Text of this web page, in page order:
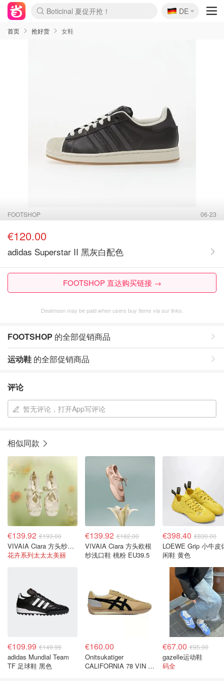
Boticinal 夏促开抢！
4折！lulu周四疯狂上新
还没结束！&OtherStories大促
Joybuy变相75折 随时失效
速领！Stanley独家85折
疑似霸哥！Camper额外叠85折
Zalando 奥莱闪促！每日更新
Moncler反季囤！5折起+叠9折
Coach Brooklyn仅€192
🇩🇪
DE
首页 抢好货 女鞋
FOOTSHOP 06-23
€120.00
adidas Superstar II 黑灰白配色
FOOTSHOP 直达购买链接 →
Dealmoon may be paid when users buy items via our links.
FOOTSHOP 的全部促销商品
运动鞋 的全部促销商品
评论
暂无评论，打开App写评论
相似同款
€139.92 €193.00
VIVAIA Ciara 方头纱织花卉平底鞋
花卉系列太太太美丽
€139.92 €182.00
VIVAIA Ciara 方头欧根
纱浅口鞋 桃粉 EU39.5
€398.40 €830.00
LOEWE Grip 小牛皮
闲鞋 黄色
€109.99 €149.99
adidas Mundial Team
TF 足球鞋 黑色
€160.00
Onitsukatiger
CALIFORNIA 78 VIN 女
€67.00 €95.00
gazelle运动鞋
码全